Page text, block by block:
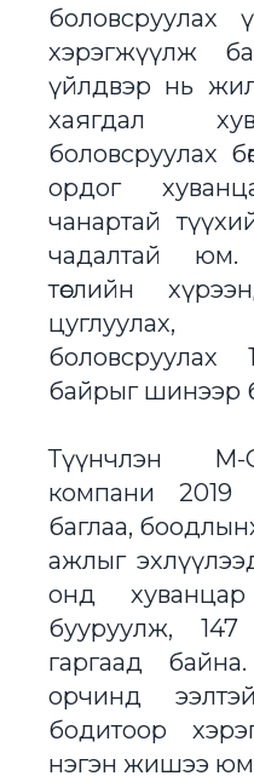
боловсруулах
хэрэгжүүлж
үйлдвэр нь
хаягдал
боловсруулах
ордог
чанартай
чадалтай юм.
төслийн
байрыг шинээр
Түүнчлэн М-
компани 2019
баглаа,
ажлыг эхлүүлээд
онд
бууруулж,
гаргаад
орчинд
бодитоор
нэгэн жишээ